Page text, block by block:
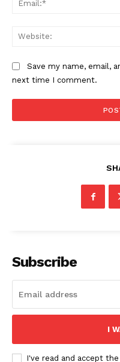
Save my name, email,
next time I comment.
Subscribe
I
I've read and accept the